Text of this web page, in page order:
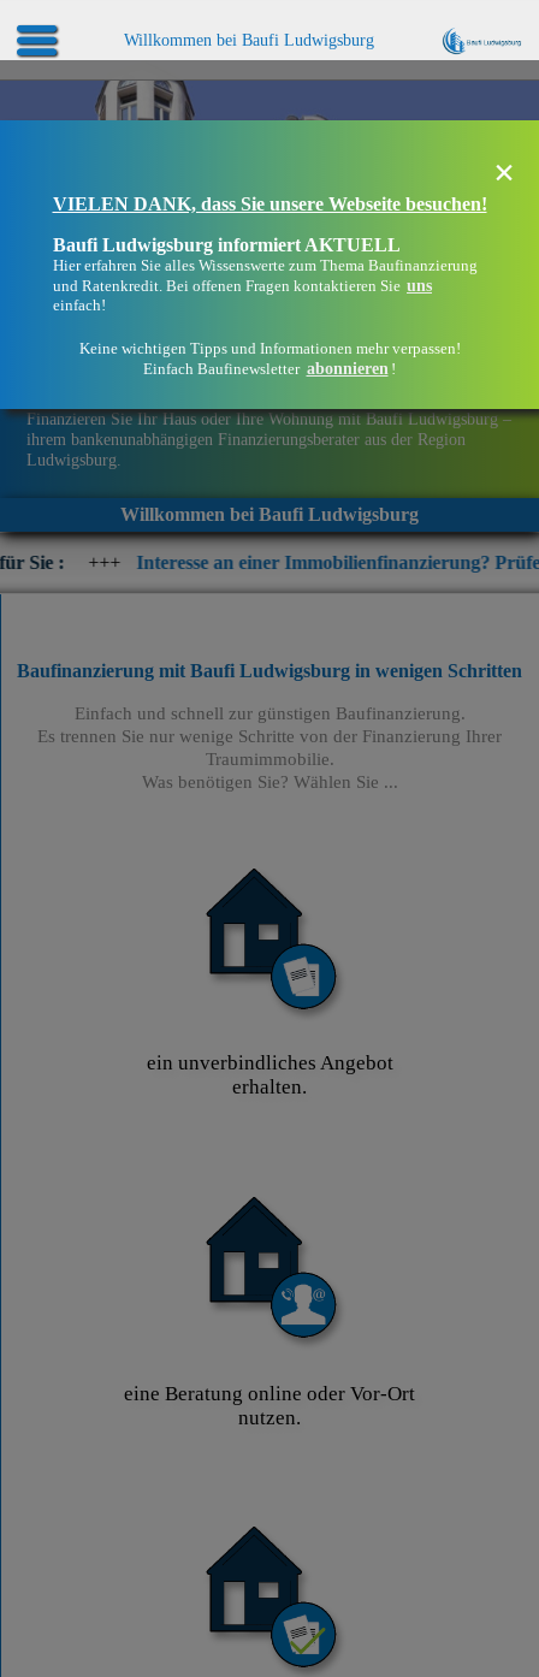
Willkommen bei Baufi Ludwigsburg
Finanzieren Sie Ihr Haus oder Ihre Wohnung mit Baufi Ludwigsburg –
ihrem bankenunabhängigen Finanzierungsberater aus der Region
Ludwigsburg.
Willkommen bei Baufi Ludwigsburg
Interesse an einer Immobilienfinanzierung? Prüfen Sie jetzt
×
VIELEN DANK, dass Sie unsere Webseite besuchen!
Baufi Ludwigsburg informiert AKTUELL
Hier erfahren Sie alles Wissenswerte zum Thema Baufinanzierung
und Ratenkredit. Bei offenen Fragen kontaktieren Sie uns
einfach!
Keine wichtigen Tipps und Informationen mehr verpassen!
Einfach Baufinewsletter abonnieren !
Baufinanzierung mit Baufi Ludwigsburg in wenigen Schritten
Einfach und schnell zur günstigen Baufinanzierung.
Es trennen Sie nur wenige Schritte von der Finanzierung Ihrer
Traumimmobilie.
Was benötigen Sie? Wählen Sie ...
ein unverbindliches Angebot
erhalten.
eine Beratung online oder Vor-Ort
nutzen.